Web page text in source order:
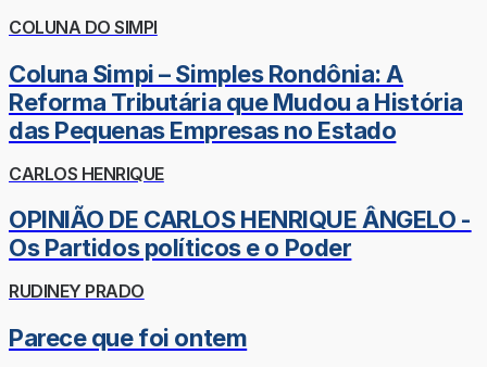
COLUNA DO SIMPI
Coluna Simpi – Simples Rondônia: A
Reforma Tributária que Mudou a História
das Pequenas Empresas no Estado
CARLOS HENRIQUE
OPINIÃO DE CARLOS HENRIQUE ÂNGELO -
Os Partidos políticos e o Poder
RUDINEY PRADO
Parece que foi ontem